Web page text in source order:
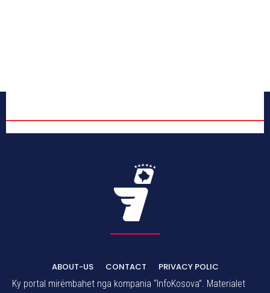
ABOUT-US CONTACT
PRIVACY POLIC
Ky portal mirëmbahet nga kompania “InfoKosova”. Materialet